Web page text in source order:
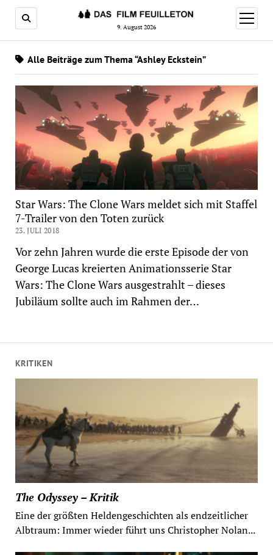
9. August 2026
Menü
öffnen
KRITIKEN
The Odyssey – Kritik
Eine der größten Heldengeschichten als endzeitlicher
Albtraum: Immer wieder führt uns Christopher Nolan...
Alle Beiträge zum Thema “Ashley Eckstein”
Star Wars: The Clone Wars meldet sich mit Staffel
7-Trailer von den Toten zurück
23. JULI 2018
Vor zehn Jahren wurde die erste Episode der von
George Lucas kreierten Animationsserie Star
Wars: The Clone Wars ausgestrahlt – dieses
Jubiläum sollte auch im Rahmen der…